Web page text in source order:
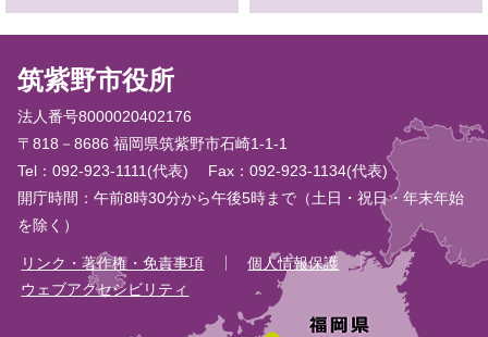
筑紫野市役所
法人番号8000020402176
〒818－8686 福岡県筑紫野市石崎1-1-1
Tel：092-923-1111(代表)
Fax：092-923-1134(代表)
開庁時間：午前8時30分から午後5時まで（土日・祝日・年末年始
を除く）
リンク・著作権・免責事項
個人情報保護
ウェブアクセシビリティ